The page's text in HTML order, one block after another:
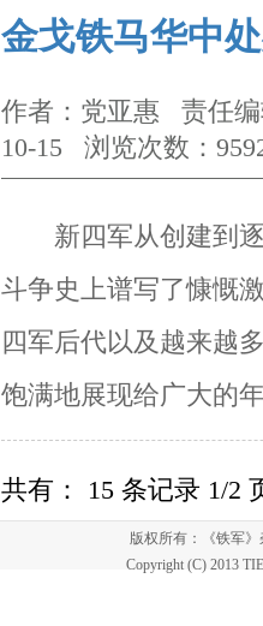
金戈铁马华中
作者：党亚惠 责任
10-15 浏览次数：
新四军从创建到逐
斗争史上谱写了慷慨
四军后代以及越来越
饱满地展现给广大的
共有： 15 条记录 1/2
版权所有：《铁军
Copyright (C) 2013